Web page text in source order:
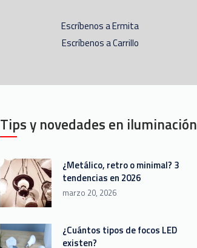
Escríbenos a Ermita
Escríbenos a Carrillo
Tips y novedades en iluminación
¿Metálico, retro o minimal? 3
tendencias en 2026
marzo 20, 2026
¿Cuántos tipos de focos LED
existen?